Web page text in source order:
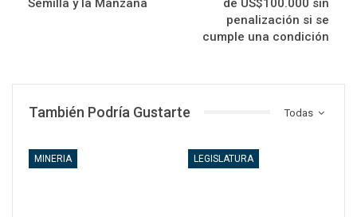
Semilla y la Manzana
de US$100.000 sin
penalización si se
cumple una condición
Todas
También Podría Gustarte
MINERIA LEGISLATURA